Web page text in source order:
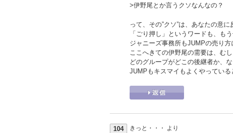
>伊野尾とか言うクソなんなの？
って、その”クソ”は、あなたの意
「ごり押し」というワードも、も
ジャニーズ事務所もJUMPの売り方
ここへきての伊野尾の需要は、む
どのグループがどこの後継者か、な
JUMPもキスマイもよくやっている
104 きっと・・・ より